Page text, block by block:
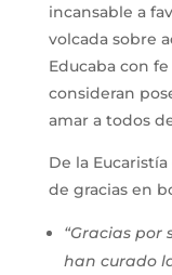
incansable a
volcada sobre
Educaba con
consideran
amar a todos
De la
de gracias en
“Gracias por
han curado